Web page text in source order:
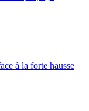
à la forte hausse